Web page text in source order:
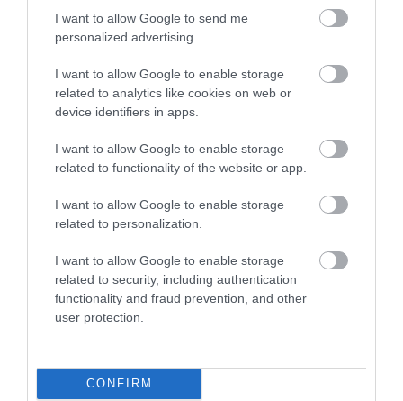
I want to allow Google to send me
personalized advertising.
I want to allow Google to enable storage
related to analytics like cookies on web or
device identifiers in apps.
I want to allow Google to enable storage
related to functionality of the website or app.
I want to allow Google to enable storage
related to personalization.
I want to allow Google to enable storage
related to security, including authentication
functionality and fraud prevention, and other
user protection.
CONFIRM
2026. augusztus 08 Mindenki ügye
TATA ELBŰVÖLŐ LÁTVÁNYOSSÁGAI,
AMIKÉRT ÉRDEMES MEGNÉZNI
TÖBB MINT EGY HÓNAP IS LEHET, MIRE
TELJESEN ÚJRAINDUL A P...
DIGITÁLIS TANULÁS ELŐNYEI
2026. augusztus 07